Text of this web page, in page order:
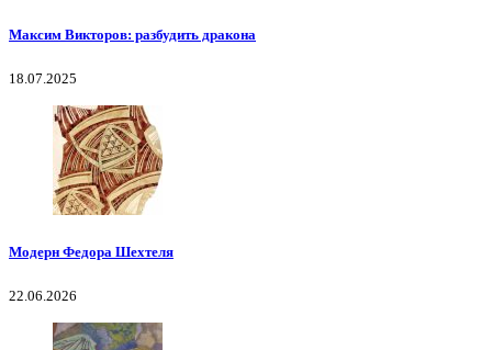
Максим Викторов: разбудить дракона
18.07.2025
Модерн Федора Шехтеля
22.06.2026